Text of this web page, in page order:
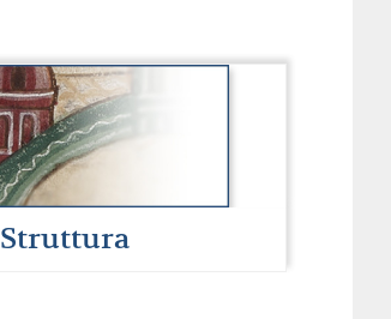
Struttura